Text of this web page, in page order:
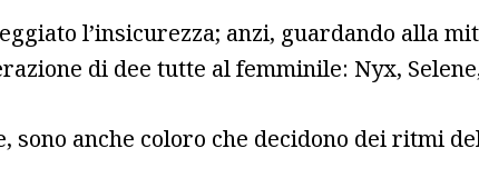
l’insicurezza; anzi, guardando alla
di dee tutte al femminile: Nyx,
anche coloro che decidono dei ritmi